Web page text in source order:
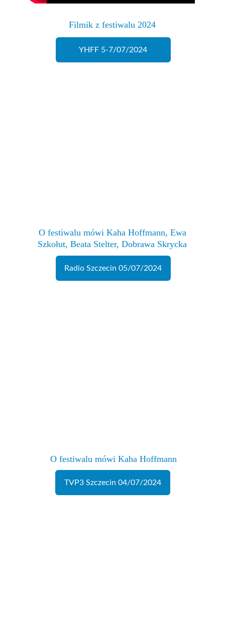
TVP3 Szczecin 04/07/2024
YHFF 5-7/07/2024
Radio Szczecin 05/07/2024
Filmik z festiwalu 2024
Szkołut, Beata Stelter, Dobrawa Skrycka
O festiwalu mówi Kaha Hoffmann